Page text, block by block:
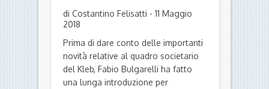
di Costantino Felisatti - 11 Maggio
2018
Prima di dare conto delle importanti
novità relative al quadro societario
del Kleb, Fabio Bulgarelli ha fatto
una lunga introduzione per